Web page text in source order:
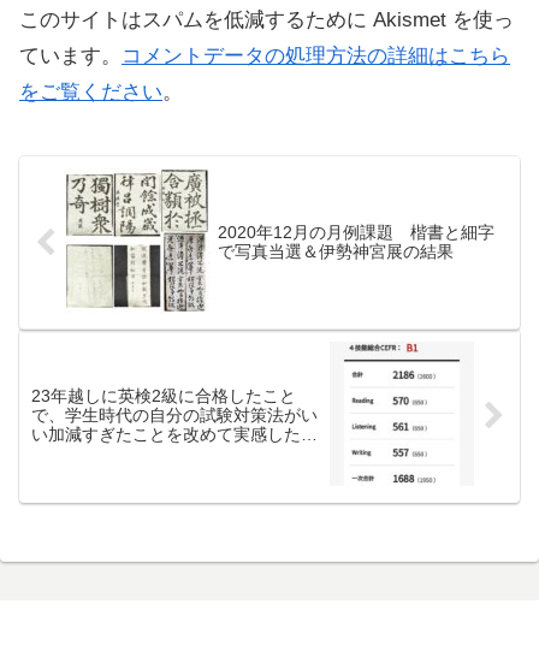
このサイトはスパムを低減するために Akismet を使っ
ています。
コメントデータの処理方法の詳細はこちら
をご覧ください。
2020年12月の月例課題 楷書と細字
で写真当選＆伊勢神宮展の結果
23年越しに英検2級に合格したこと
で、学生時代の自分の試験対策法がい
い加減すぎたことを改めて実感した